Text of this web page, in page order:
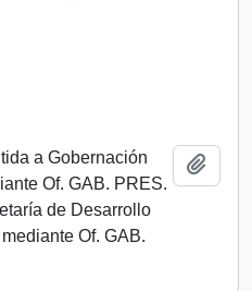
a Gobernación
Of. GAB. PRES.
de Desarrollo
Of. GAB.